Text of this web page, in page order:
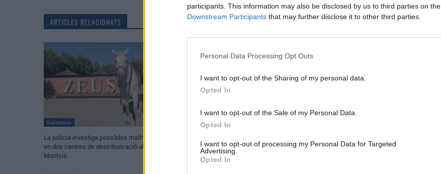
participants. This information may also be disclosed by us to third parties on the
Downstream Participants that may further disclose it to other third parties.
Personal Data Processing Opt Outs
I want to opt-out of the Sharing of my personal data.
Opted In
I want to opt-out of the Sale of my Personal Data.
Opted In
I want to opt-out of processing my Personal Data for Targeted
Advertising.
Opted In
ARTICLES RELACIONATS
Successos
La policia investiga possibles maltractes
en dos centres de desintoxicació al
Montsià
Successos
furguen en una setmana negra
d’agressions amb ganivets al país
especialitzat en robatoris a vehicles i